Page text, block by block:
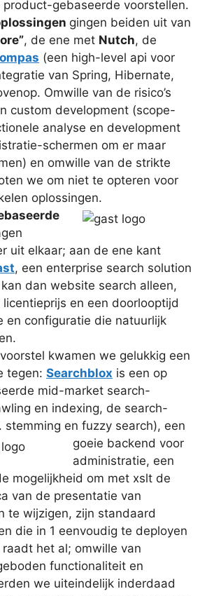
product-gebaseerde voorstellen.
gingen beiden uit van
, de ene met Nutch, de
(een high-level api voor
van Spring, Hibernate,
Omwille van de risico’s
custom development (scope-
analyse en development
schermen om er maar
en omwille van de strikte
we om niet te opteren voor
oplossingen.
uit elkaar; aan de ene kant
, een enterprise search solution
dan website search alleen,
en een doorlooptijd
en configuratie die natuurlijk
kwamen we gelukkig een
tegen: Searchblox is een op
mid-market search-
en indexing, de search-
stemming en fuzzy search), een
goeie backend voor
administratie, een
mogelijkheid om met xslt de
van de presentatie van
te wijzigen, zijn standaard
die in 1 eenvoudig te deployen
raadt het al; omwille van
functionaliteit en
we uiteindelijk inderdaad